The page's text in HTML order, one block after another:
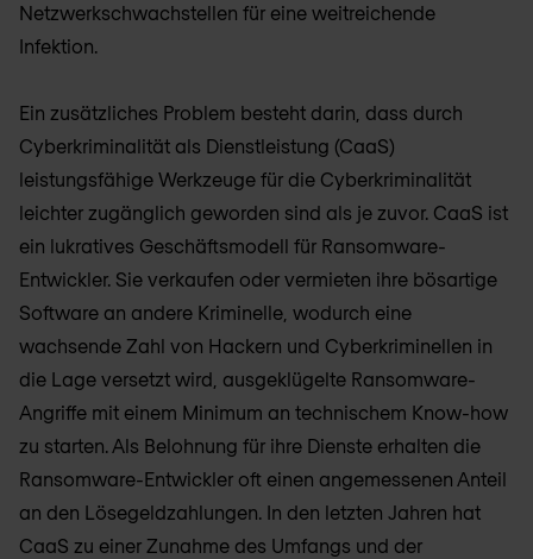
Netzwerkschwachstellen für eine weitreichende
Infektion.
Ein zusätzliches Problem besteht darin, dass durch
Cyberkriminalität als Dienstleistung (CaaS)
leistungsfähige Werkzeuge für die Cyberkriminalität
leichter zugänglich geworden sind als je zuvor. CaaS ist
ein lukratives Geschäftsmodell für Ransomware-
Entwickler. Sie verkaufen oder vermieten ihre bösartige
Software an andere Kriminelle, wodurch eine
wachsende Zahl von Hackern und Cyberkriminellen in
die Lage versetzt wird, ausgeklügelte Ransomware-
Angriffe mit einem Minimum an technischem Know-how
zu starten. Als Belohnung für ihre Dienste erhalten die
Ransomware-Entwickler oft einen angemessenen Anteil
an den Lösegeldzahlungen. In den letzten Jahren hat
CaaS zu einer Zunahme des Umfangs und der